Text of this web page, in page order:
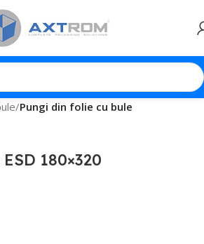
Pungi din folie cu bule
180×320